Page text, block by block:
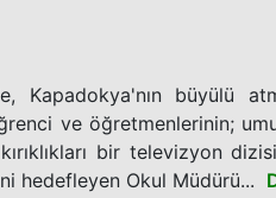
Kapadokya'nın büyülü
ve öğretmenlerinin;
bir televizyon
hedefleyen Okul Müdürü...